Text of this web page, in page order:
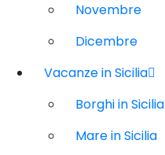
Novembre
Dicembre
Vacanze in Sicilia
Borghi in Sicilia
Mare in Sicilia